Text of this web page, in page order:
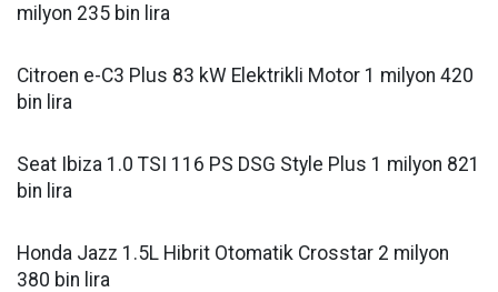
milyon 235 bin lira
Citroen e-C3 Plus 83 kW Elektrikli Motor 1 milyon 420
bin lira
Seat Ibiza 1.0 TSI 116 PS DSG Style Plus 1 milyon 821
bin lira
Honda Jazz 1.5L Hibrit Otomatik Crosstar 2 milyon
380 bin lira